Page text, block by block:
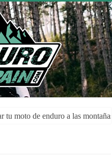
tu moto de enduro a las